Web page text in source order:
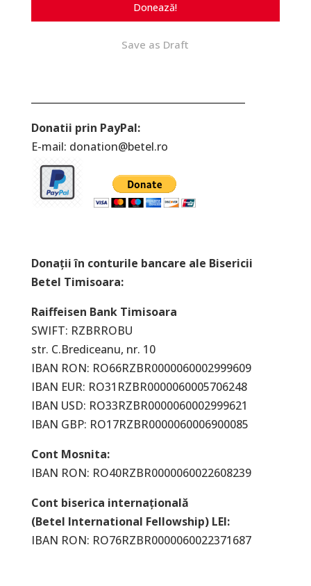
Donează!
Save as Draft
Donatii prin PayPal:
E-mail: donation@betel.ro
Donații în conturile bancare ale Bisericii
Betel Timisoara:
Raiffeisen Bank Timisoara
SWIFT: RZBRROBU
str. C.Brediceanu, nr. 10
IBAN RON: RO66RZBR0000060002999609
IBAN EUR: RO31RZBR0000060005706248
IBAN USD: RO33RZBR0000060002999621
IBAN GBP: RO17RZBR0000060006900085
Cont Mosnita:
IBAN RON: RO40RZBR0000060022608239
Cont biserica internațională
(Betel International Fellowship) LEI:
IBAN RON: RO76RZBR0000060022371687